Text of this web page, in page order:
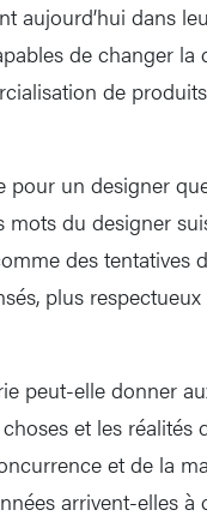
aujourd’hui dans
de changer
de
pour un designer
du designer
des tentatives
plus
peut-elle donner
et les réalités
et de la
arrivent-elles à